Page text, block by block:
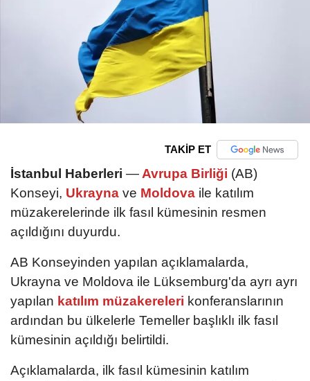
TAKİP ET
İstanbul Haberleri — Avrupa Birliği (AB)
Konseyi, Ukrayna ve Moldova ile katılım
müzakerelerinde ilk fasıl kümesinin resmen
açıldığını duyurdu.
AB Konseyinden yapılan açıklamalarda,
Ukrayna ve Moldova ile Lüksemburg'da ayrı ayrı
yapılan katılım müzakereleri konferanslarının
ardından bu ülkelerle Temeller başlıklı ilk fasıl
kümesinin açıldığı belirtildi.
Açıklamalarda, ilk fasıl kümesinin katılım